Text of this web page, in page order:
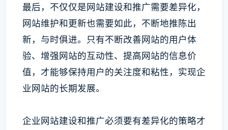
最后，不仅仅是网站建设和推广需要差异化，
网站维护和更新也需要如此，不断地推陈出
新，与时俱进。只有不断改善网站的用户体
验、增强网站的互动性、提高网站的信息价
值，才能够保持用户的关注度和粘性，实现企
业网站的长期发展。
企业网站建设和推广必须要有差异化的策略才